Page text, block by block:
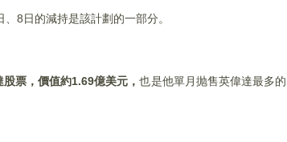
、8日的減持是該計劃的一部分。
股票，價值約1.69億美元，也是他單月抛售英偉達最多的